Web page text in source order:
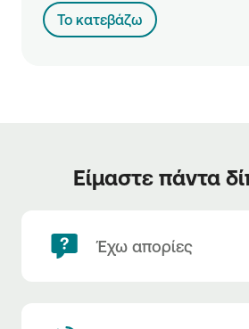
Το κατεβάζω
Είμαστε πάντα
Έχω απορίες